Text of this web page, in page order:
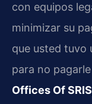
con equipos
minimizar su
que usted tuvo
para no
Offices Of